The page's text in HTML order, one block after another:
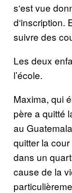
s‘est vue
d‘inscription.
suivre des
Les deux
l’école.
Maxima, quié
père a quitté
au Guatemala
quitter la
dans un
cause de la
particuliè